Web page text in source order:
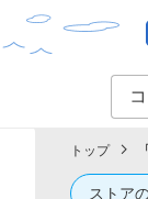
イベント一覧
トップ 「
ストア